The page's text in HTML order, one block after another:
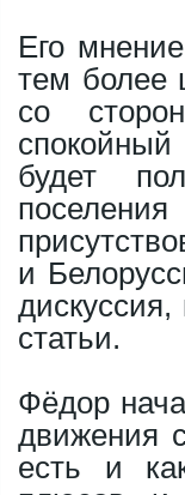
Его
тем более
со
будет
и
статьи.
Фёдор
движения
есть и